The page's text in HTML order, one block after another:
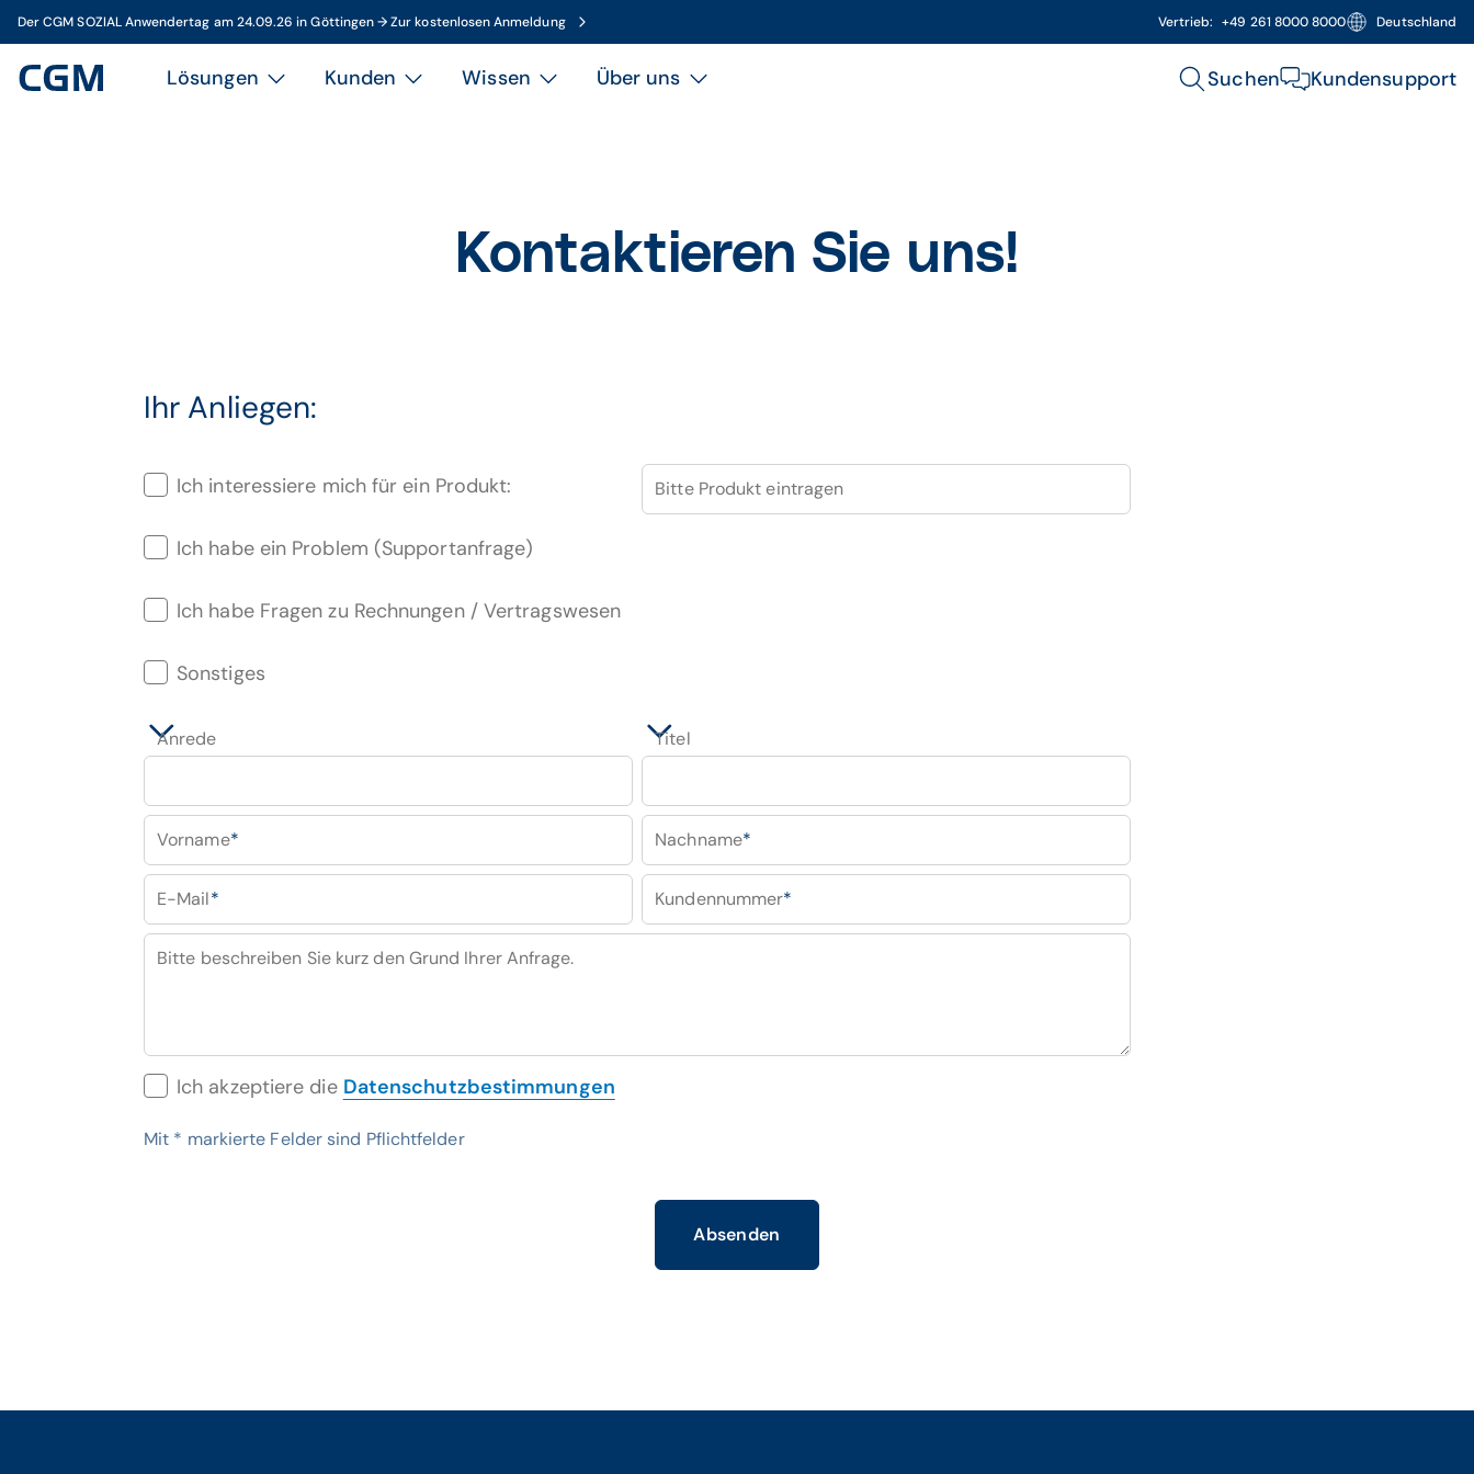
Der CGM SOZIAL Anwendertag am 24.09.26 in Göttingen → Zur kostenlosen Anmeldung Vertrieb: +49 261 8000 8000 Deutschland
Lösungen Kunden Wissen Über uns Suchen Kundensupport
Kontaktieren Sie uns!
Ihr Anliegen:
Ich interessiere mich für ein Produkt: Bitte Produkt eintragen
Ich habe ein Problem (Supportanfrage)
Ich habe Fragen zu Rechnungen / Vertragswesen
Sonstiges
Anrede Titel
Vorname* Nachname*
E-Mail* Kundennummer*
Bitte beschreiben Sie kurz den Grund Ihrer Anfrage.
Ich akzeptiere die Datenschutzbestimmungen
Mit * markierte Felder sind Pflichtfelder
Absenden